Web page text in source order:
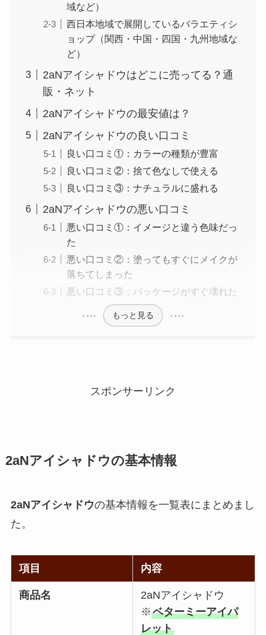
域など）
西日本地域で展開しているバラエティシ
ョップ（関西・中国・四国・九州地域な
ど）
2aNアイシャドウはどこに売ってる？通
販・ネット
2aNアイシャドウの最安値は？
2aNアイシャドウの良い口コミ
良い口コミ①：カラーの種類が豊富
良い口コミ②：捨て色なしで使える
良い口コミ③：ナチュラルに盛れる
2aNアイシャドウの悪い口コミ
悪い口コミ①：イメージと違う色味だっ
た
悪い口コミ②：塗ってもすぐにメイクが
落ちてしまった
悪い口コミ③：パッケージがすぐ壊れた
もっと見る
スポンサーリンク
2aNアイシャドウの基本情報
2aNアイシャドウの基本情報を一覧表にまとめまし
た。
項目 内容
商品名
2aNアイシャドウ
※ベターミーアイパ
レット